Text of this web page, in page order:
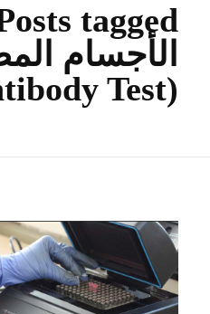
الأجسام
(Antibody Test)